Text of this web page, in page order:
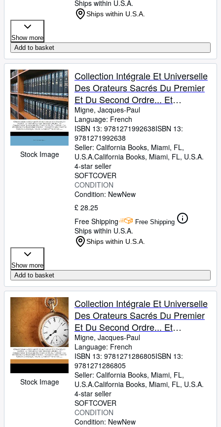
Ships within U.S.A.
Ships within U.S.A.
Show more
Add to basket
Stock Image
Collection Intégrale Et Universelle
Des Orateurs Sacrés Du Premier
Et Du Second Ordre... Et
Collection Intégrale Ou Choisie De
La Plupart Des Orateurs ... L'abbé
M*** [migne], ...... (French Edition)
Migne, Jacques-Paul
Language: French
ISBN 13: 9781271992638ISBN 13:
9781271992638
Seller: California Books, Miami, FL,
U.S.A.California Books, Miami, FL, U.S.A.
4-star seller
SOFTCOVER
CONDITION
Condition: NewNew
£ 28.25
Free Shipping
Free Shipping
Ships within U.S.A.
Ships within U.S.A.
Show more
Add to basket
Stock Image
Collection Intégrale Et Universelle
Des Orateurs Sacrés Du Premier
Et Du Second Ordre... Et
Collection Intégrale Ou Choisie De
La Plupart Des Orateurs ... L'abbé
M*** [migne], ...... (French Edition)
Migne, Jacques-Paul
Language: French
ISBN 13: 9781271286805ISBN 13:
9781271286805
Seller: California Books, Miami, FL,
U.S.A.California Books, Miami, FL, U.S.A.
4-star seller
SOFTCOVER
CONDITION
Condition: NewNew